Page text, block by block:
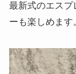
最新式のエスプ
ーも楽しめます